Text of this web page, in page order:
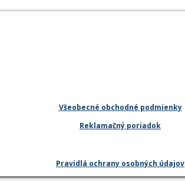
Všeobecné obchodné podmienky
Reklamačný poriadok
Pravidlá ochrany osobných údajov